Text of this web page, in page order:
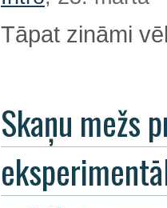
Tāpat zināmi
Skaņu mežs